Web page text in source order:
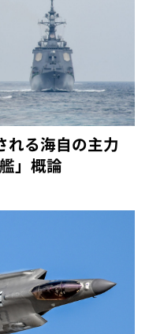
れる海自の主力
」概論